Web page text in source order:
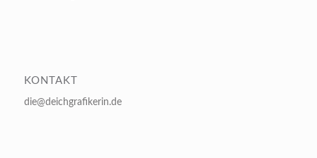
KONTAKT
die@deichgrafikerin.de